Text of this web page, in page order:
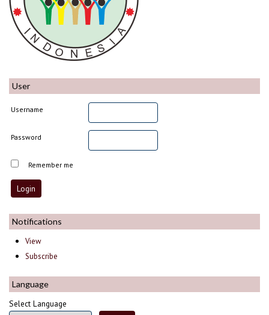
User
Username
Password
Remember me
Notifications
View
Subscribe
Language
Select Language